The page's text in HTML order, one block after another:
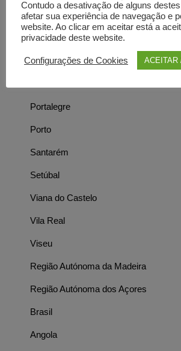
Faro
Guarda
Leiria
Portalegre
Porto
Santarém
Setúbal
Viana do Castelo
Vila Real
Viseu
Região Autónoma da Madeira
Região Autónoma dos Açores
Brasil
Angola
Contudo a desativação de alguns
afetar sua experiência de navegação e
website. Ao clicar em aceitar está a
privacidade deste website.
Configurações de Cookies ACEITAR